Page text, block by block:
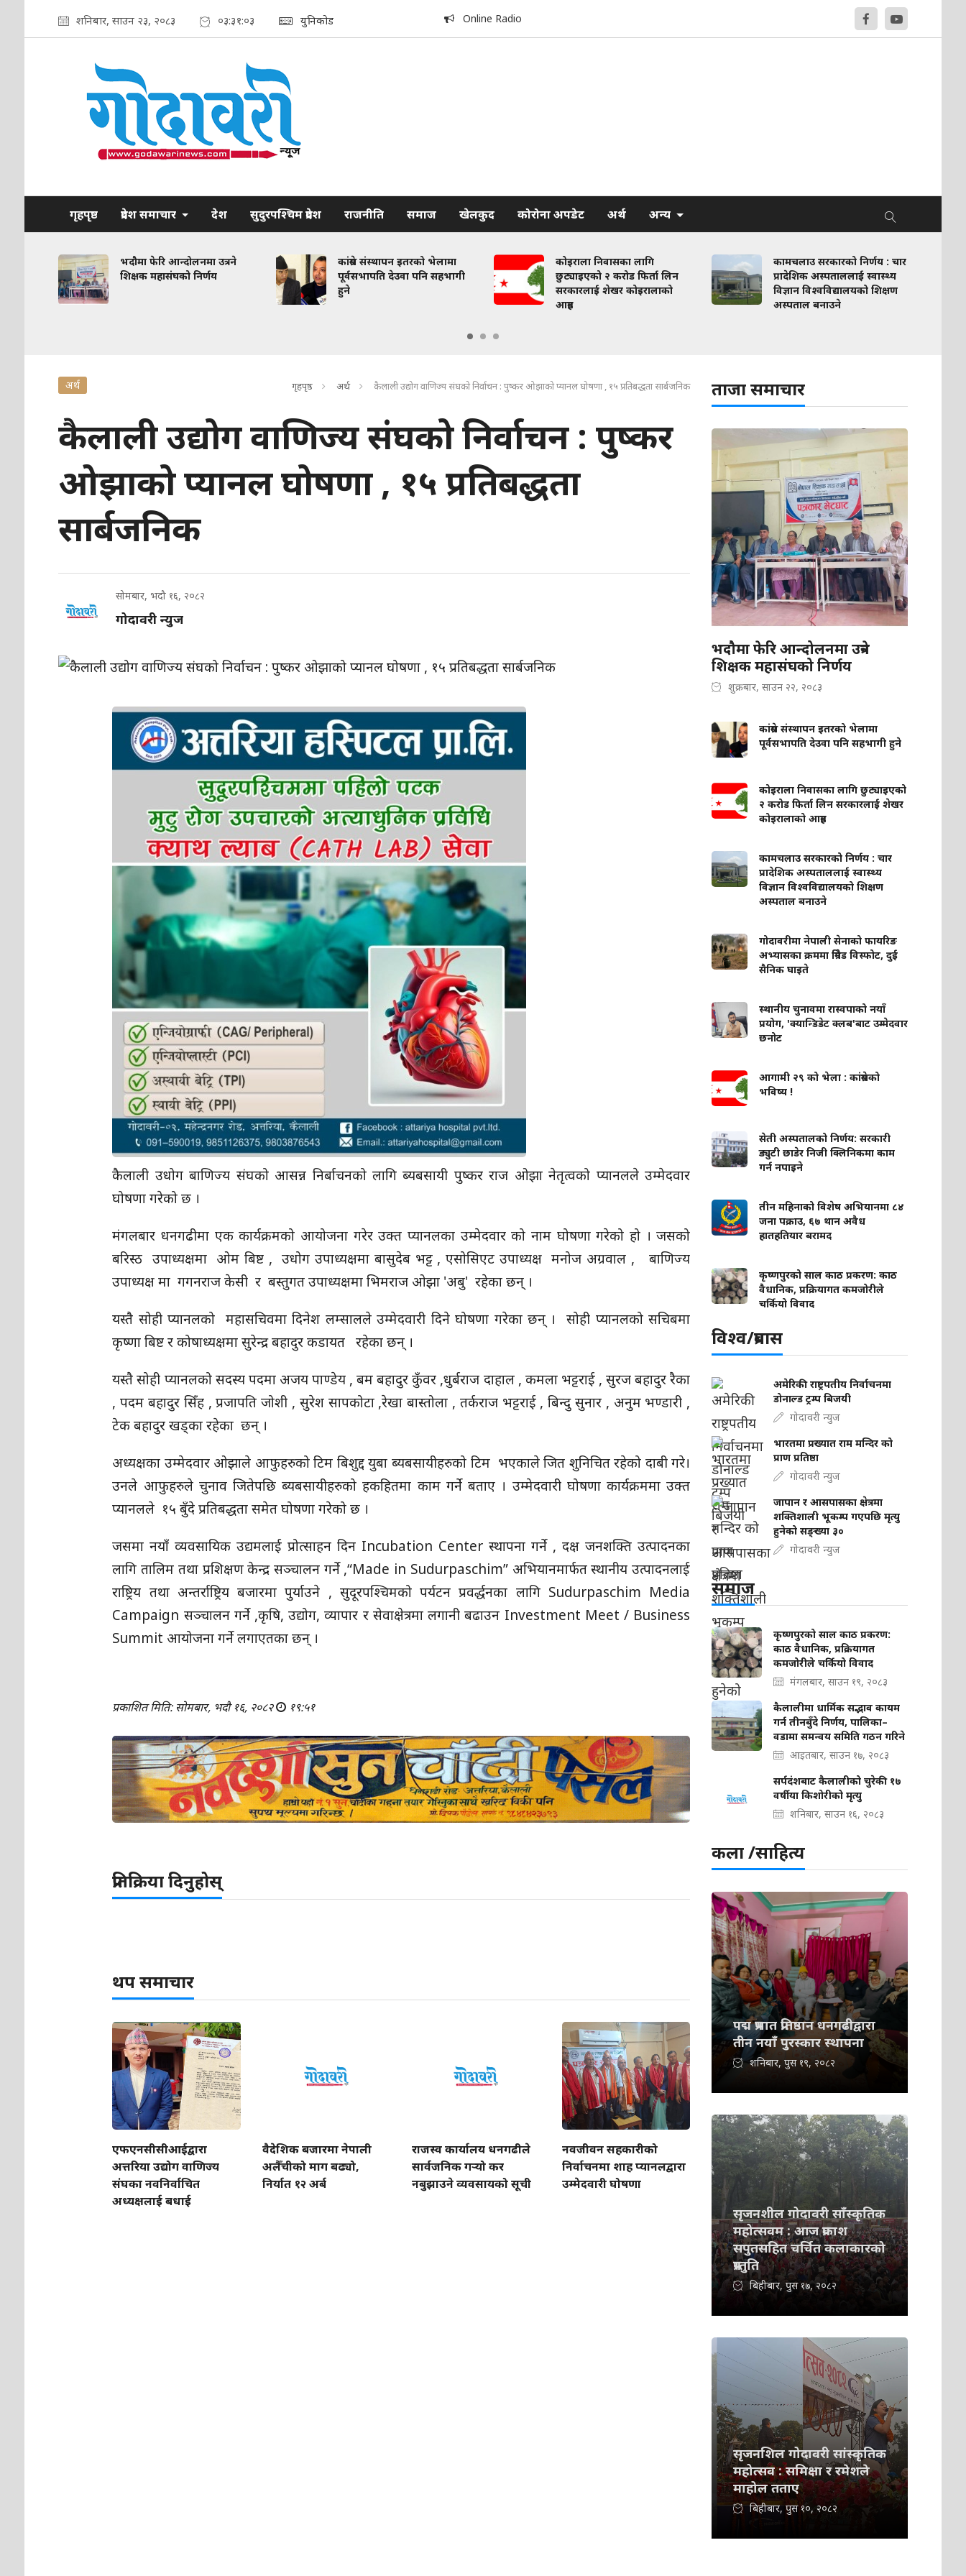
शनिबार, साउन २३, २०८३ ०३:३१:०४ युनिकोड Online Radio
गृहपृष्ठ प्रदेश समाचार देश सुदुरपश्चिम प्रदेश राजनीति समाज खेलकुद कोरोना अपडेट अर्थ अन्य
भदौमा फेरि आन्दोलनमा उत्रने
शिक्षक महासंघको निर्णय
कांग्रेस संस्थापन इतरको भेलामा
पूर्वसभापति देउवा पनि सहभागी
हुने
कोइराला निवासका लागि
छुट्याइएको २ करोड फिर्ता लिन
सरकारलाई शेखर कोइरालाको
आग्रह
कामचलाउ सरकारको निर्णय : चार
प्रादेशिक अस्पताललाई स्वास्थ्य
विज्ञान विश्वविद्यालयको शिक्षण
अस्पताल बनाउने
अर्थ गृहपृष्ठ अर्थ कैलाली उद्योग वाणिज्य संघको निर्वाचन : पुष्कर ओझाको प्यानल घोषणा , १५ प्रतिबद्धता सार्बजनिक
कैलाली उद्योग वाणिज्य संघको निर्वाचन : पुष्कर
ओझाको प्यानल घोषणा , १५ प्रतिबद्धता
सार्बजनिक
सोमबार, भदौ १६, २०८२
गोदावरी न्युज
कैलाली उधोग बाणिज्य संघको आसन्न निर्बाचनको लागि ब्यबसायी पुष्कर राज ओझा नेतृत्वको प्यानलले उम्मेदवार
घोषणा गरेको छ ।
मंगलबार धनगढीमा एक कार्यक्रमको आयोजना गरेर उक्त प्यानलका उम्मेदवार को नाम घोषणा गरेको हो । जसको
बरिस्ठ उपाध्यक्षमा ओम बिष्ट , उधोग उपाध्यक्षमा बासुदेब भट्ट , एसोसिएट उपाध्यक्ष मनोज अग्रवाल , बाणिज्य
उपाध्यक्ष मा गगनराज केसी र बस्तुगत उपाध्यक्षमा भिमराज ओझा 'अबु' रहेका छन् ।
यस्तै सोही प्यानलको महासचिवमा दिनेश लम्सालले उम्मेदवारी दिने घोषणा गरेका छन् । सोही प्यानलको सचिबमा
कृष्णा बिष्ट र कोषाध्यक्षमा सुरेन्द्र बहादुर कडायत रहेका छन् ।
यस्तै सोही प्यानलको सदस्य पदमा अजय पाण्डेय , बम बहादुर कुँवर ,धुर्बराज दाहाल , कमला भट्टराई , सुरज बहादुर रैका
, पदम बहादुर सिँह , प्रजापति जोशी , सुरेश सापकोटा ,रेखा बास्तोला , तर्कराज भट्टराई , बिन्दु सुनार , अनुम भण्डारी ,
टेक बहादुर खड्का रहेका छन् ।
अध्यक्षका उम्मेदवार ओझाले आफुहरुको टिम बिशुद्द युबा ब्यबसायीहरुको टिम भएकाले जित शुनिचित रहेको दाबी गरे।
उनले आफुहरुले चुनाव जितेपछि ब्यबसायीहरुको हकहितमा काम गर्ने बताए । उम्मेदवारी घोषणा कार्यक्रममा उक्त
प्यानलले १५ बुँदे प्रतिबद्धता समेत घोषणा गरेको छ ।
जसमा नयाँ व्यवसायिक उद्यमलाई प्रोत्साहन दिन Incubation Center स्थापना गर्ने , दक्ष जनशक्ति उत्पादनका
लागि तालिम तथा प्रशिक्षण केन्द्र सञ्चालन गर्ने ,“Made in Sudurpaschim” अभियानमार्फत स्थानीय उत्पादनलाई
राष्ट्रिय तथा अन्तर्राष्ट्रिय बजारमा पुर्याउने , सुदूरपश्चिमको पर्यटन प्रवर्द्धनका लागि Sudurpaschim Media
Campaign सञ्चालन गर्ने ,कृषि, उद्योग, व्यापार र सेवाक्षेत्रमा लगानी बढाउन Investment Meet / Business
Summit आयोजना गर्ने लगाएतका छन् ।
प्रकाशित मिति: सोमबार, भदौ १६, २०८२ १९:५१
प्रतिक्रिया दिनुहोस्
थप समाचार
एफएनसीसीआईद्वारा
अत्तरिया उद्योग वाणिज्य
संघका नवनिर्वाचित
अध्यक्षलाई बधाई
वैदेशिक बजारमा नेपाली
अलैँचीको माग बढ्यो,
निर्यात १२ अर्ब
राजस्व कार्यालय धनगढीले
सार्वजनिक गर्‍यो कर
नबुझाउने व्यवसायको सूची
नवजीवन सहकारीको
निर्वाचनमा शाह प्यानलद्वारा
उम्मेदवारी घोषणा
ताजा समाचार
भदौमा फेरि आन्दोलनमा उत्रने
शिक्षक महासंघको निर्णय
शुक्रबार, साउन २२, २०८३
कांग्रेस संस्थापन इतरको भेलामा
पूर्वसभापति देउवा पनि सहभागी हुने
कोइराला निवासका लागि छुट्याइएको
२ करोड फिर्ता लिन सरकारलाई शेखर
कोइरालाको आग्रह
कामचलाउ सरकारको निर्णय : चार
प्रादेशिक अस्पताललाई स्वास्थ्य
विज्ञान विश्वविद्यालयको शिक्षण
अस्पताल बनाउने
गोदावरीमा नेपाली सेनाको फायरिङ
अभ्यासका क्रममा ग्रिनेड विस्फोट, दुई
सैनिक घाइते
स्थानीय चुनावमा रास्वपाको नयाँ
प्रयोग, 'क्यान्डिडेट क्लब'बाट उम्मेदवार
छनोट
आगामी २९ को भेला : कांग्रेसको
भविष्य !
सेती अस्पतालको निर्णय: सरकारी
ड्युटी छाडेर निजी क्लिनिकमा काम
गर्न नपाइने
तीन महिनाको विशेष अभियानमा ८४
जना पक्राउ, ६७ थान अवैध
हातहतियार बरामद
कृष्णपुरको साल काठ प्रकरण: काठ
वैधानिक, प्रक्रियागत कमजोरीले
चर्कियो विवाद
विश्व/प्रबास
अमेरिकी राष्ट्रपतीय निर्वाचनमा
डोनाल्ड ट्रम्प बिजयी
गोदावरी न्युज
भारतमा प्रख्यात राम मन्दिर को
प्राण प्रतिष्ठा
गोदावरी न्युज
जापान र आसपासका क्षेत्रमा
शक्तिशाली भूकम्प गएपछि मृत्यु
हुनेको सङ्ख्या ३०
गोदावरी न्युज
समाज
कृष्णपुरको साल काठ प्रकरण:
काठ वैधानिक, प्रक्रियागत
कमजोरीले चर्कियो विवाद
मंगलबार, साउन १९, २०८३
कैलालीमा धार्मिक सद्भाव कायम
गर्न तीनबुँदे निर्णय, पालिका–
वडामा समन्वय समिति गठन गरिने
आइतबार, साउन १७, २०८३
सर्पदंशबाट कैलालीको चुरेकी १७
वर्षीया किशोरीको मृत्यु
शनिबार, साउन १६, २०८३
कला /साहित्य
पद्म प्रभात प्रतिष्ठान धनगढीद्वारा
तीन नयाँ पुरस्कार स्थापना
शनिबार, पुस १९, २०८२
सृजनशील गोदावरी साँस्कृतिक
महोत्सवम : आज प्रकाश
सपुतसहित चर्चित कलाकारको
प्रस्तुति
बिहीबार, पुस १७, २०८२
सृजनशिल गोदावरी सांस्कृतिक
महोत्सव : समिक्षा र रमेशले
माहोल तताए
बिहीबार, पुस १०, २०८२